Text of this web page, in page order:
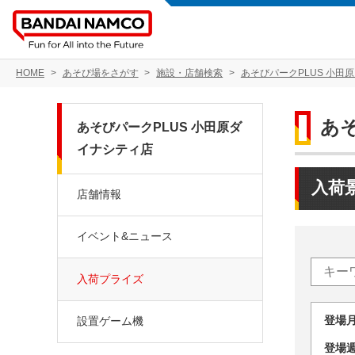
HOME あそび場をさがす 施設・店舗検索 あそびパークPLUS 小田
あ
入荷
登
登
あそびパークPLUS 小田原ダ
イナシティ店
店舗情報
イベント&ニュース
入荷プライズ
設置ゲーム機